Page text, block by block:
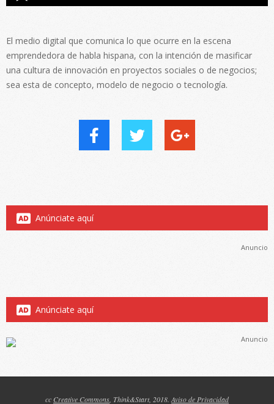
El medio digital que comunica lo que ocurre en la escena
emprendedora de habla hispana, con la intención de masificar
una cultura de innovación en proyectos sociales o de negocios;
sea esta de concepto, modelo de negocio o tecnología.
Anúnciate aquí
Anuncio
Anúnciate aquí
Anuncio
cc Creative Commons, Think&Start, 2018.Aviso de Privacidad